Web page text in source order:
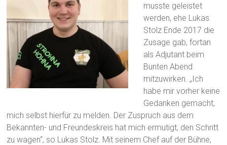
musste geleistet
werden, ehe Lukas
Stolz Ende 2017 die
Zusage gab, fortan
als Adjutant beim
Bunten Abend
mitzuwirken. „Ich
habe mir vorher keine
Gedanken gemacht,
mich selbst hierfür zu melden. Der Zuspruch aus dem
Bekannten- und Freundeskreis hat mich ermutigt, den Schritt
zu wagen“, so Lukas Stolz. Mit seinem Chef auf der Bühne,